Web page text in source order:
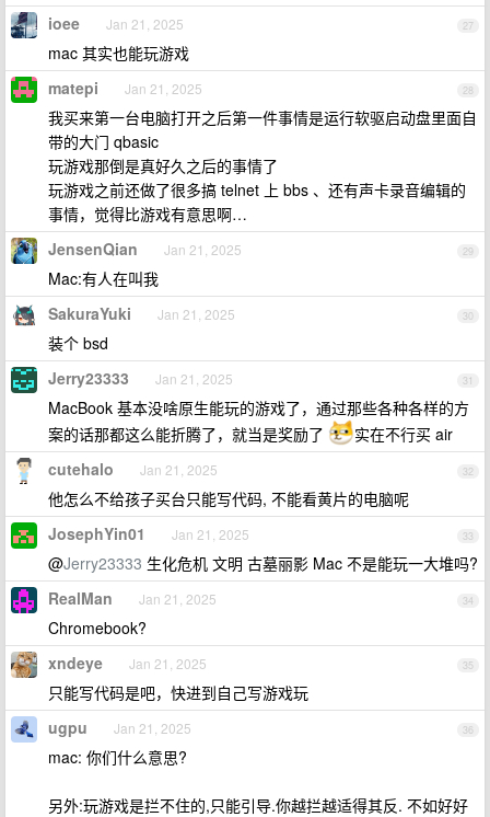
27
ioee Jan 21, 2025
mac 其实也能玩游戏
28
matepi Jan 21, 2025
我买来第一台电脑打开之后第一件事情是运行软驱启动盘里面自
带的大门 qbasic
玩游戏那倒是真好久之后的事情了
玩游戏之前还做了很多搞 telnet 上 bbs 、还有声卡录音编辑的
事情，觉得比游戏有意思啊…
29
JensenQian Jan 21, 2025
Mac:有人在叫我
30
SakuraYuki Jan 21, 2025
装个 bsd
31
Jerry23333 Jan 21, 2025
MacBook 基本没啥原生能玩的游戏了，通过那些各种各样的方
案的话那都这么能折腾了，就当是奖励了
实在不行买 air
32
cutehalo Jan 21, 2025
他怎么不给孩子买台只能写代码, 不能看黄片的电脑呢
33
JosephYin01 Jan 21, 2025
@Jerry23333 生化危机 文明 古墓丽影 Mac 不是能玩一大堆吗?
34
RealMan Jan 21, 2025
Chromebook?
35
xndeye Jan 21, 2025
只能写代码是吧，快进到自己写游戏玩
36
ugpu Jan 21, 2025
mac: 你们什么意思?
另外:玩游戏是拦不住的,只能引导.你越拦越适得其反. 不如好好